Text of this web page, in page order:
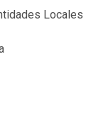
Locales